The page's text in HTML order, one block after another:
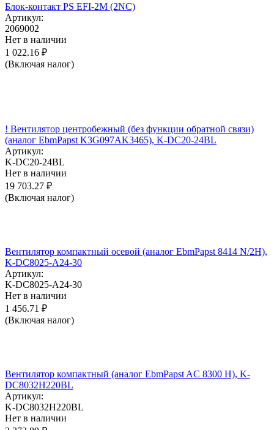
Блок-контакт PS EFI-2M (2NC)
Артикул:
2069002
Нет в наличии
1 022.16 ₽
(Включая налог)
! Вентилятор центробежный (без функции обратной связи)
(аналог EbmPapst K3G097AK3465), K-DC20-24BL
Артикул:
K-DC20-24BL
Нет в наличии
19 703.27 ₽
(Включая налог)
Вентилятор компактный осевой (аналог EbmPapst 8414 N/2H),
K-DC8025-A24-30
Артикул:
K-DC8025-A24-30
Нет в наличии
1 456.71 ₽
(Включая налог)
Вентилятор компактный (аналог EbmPapst AC 8300 H), K-
DC8032H220BL
Артикул:
K-DC8032H220BL
Нет в наличии